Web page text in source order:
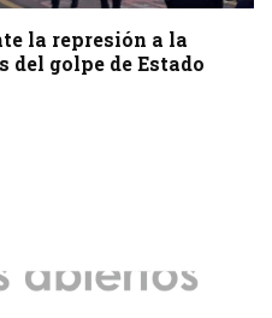
la represión a la
del golpe de Estado